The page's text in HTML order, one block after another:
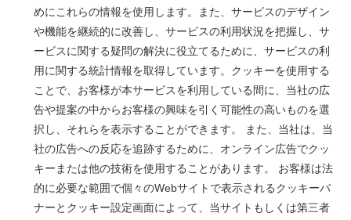
めにこれらの情報を使用します。また、サービスのデザイン
や機能を継続的に改善し、サービスの利用状況を把握し、サ
ービスに関する疑問の解決に役立てるために、サービスの利
用に関する統計情報を取得しています。クッキーを使用する
ことで、お客様が本サービスを利用している間に、当社の広
告や提案の中からお客様の興味を引く可能性の高いものを選
択し、それらを表示することができます。 また、当社は、当
社の広告への反応を追跡するために、オンライン広告でクッ
キーまたは他の技術を使用することがあります。 お客様は法
的に必要な範囲で個々のWebサイトで表示されるクッキーバ
ナーとクッキー設定画面によって、当サイトもしくは第三者